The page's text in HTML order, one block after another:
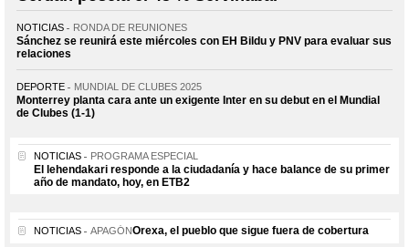
NOTICIAS RONDA DE REUNIONES
Sánchez se reunirá este miércoles con EH Bildu y PNV para evaluar sus
relaciones
DEPORTE MUNDIAL DE CLUBES 2025
Monterrey planta cara ante un exigente Inter en su debut en el Mundial
de Clubes (1-1)
NOTICIAS PROGRAMA ESPECIAL
El lehendakari responde a la ciudadanía y hace balance de su primer
año de mandato, hoy, en ETB2
NOTICIAS APAGÓNOrexa, el pueblo que sigue fuera de cobertura